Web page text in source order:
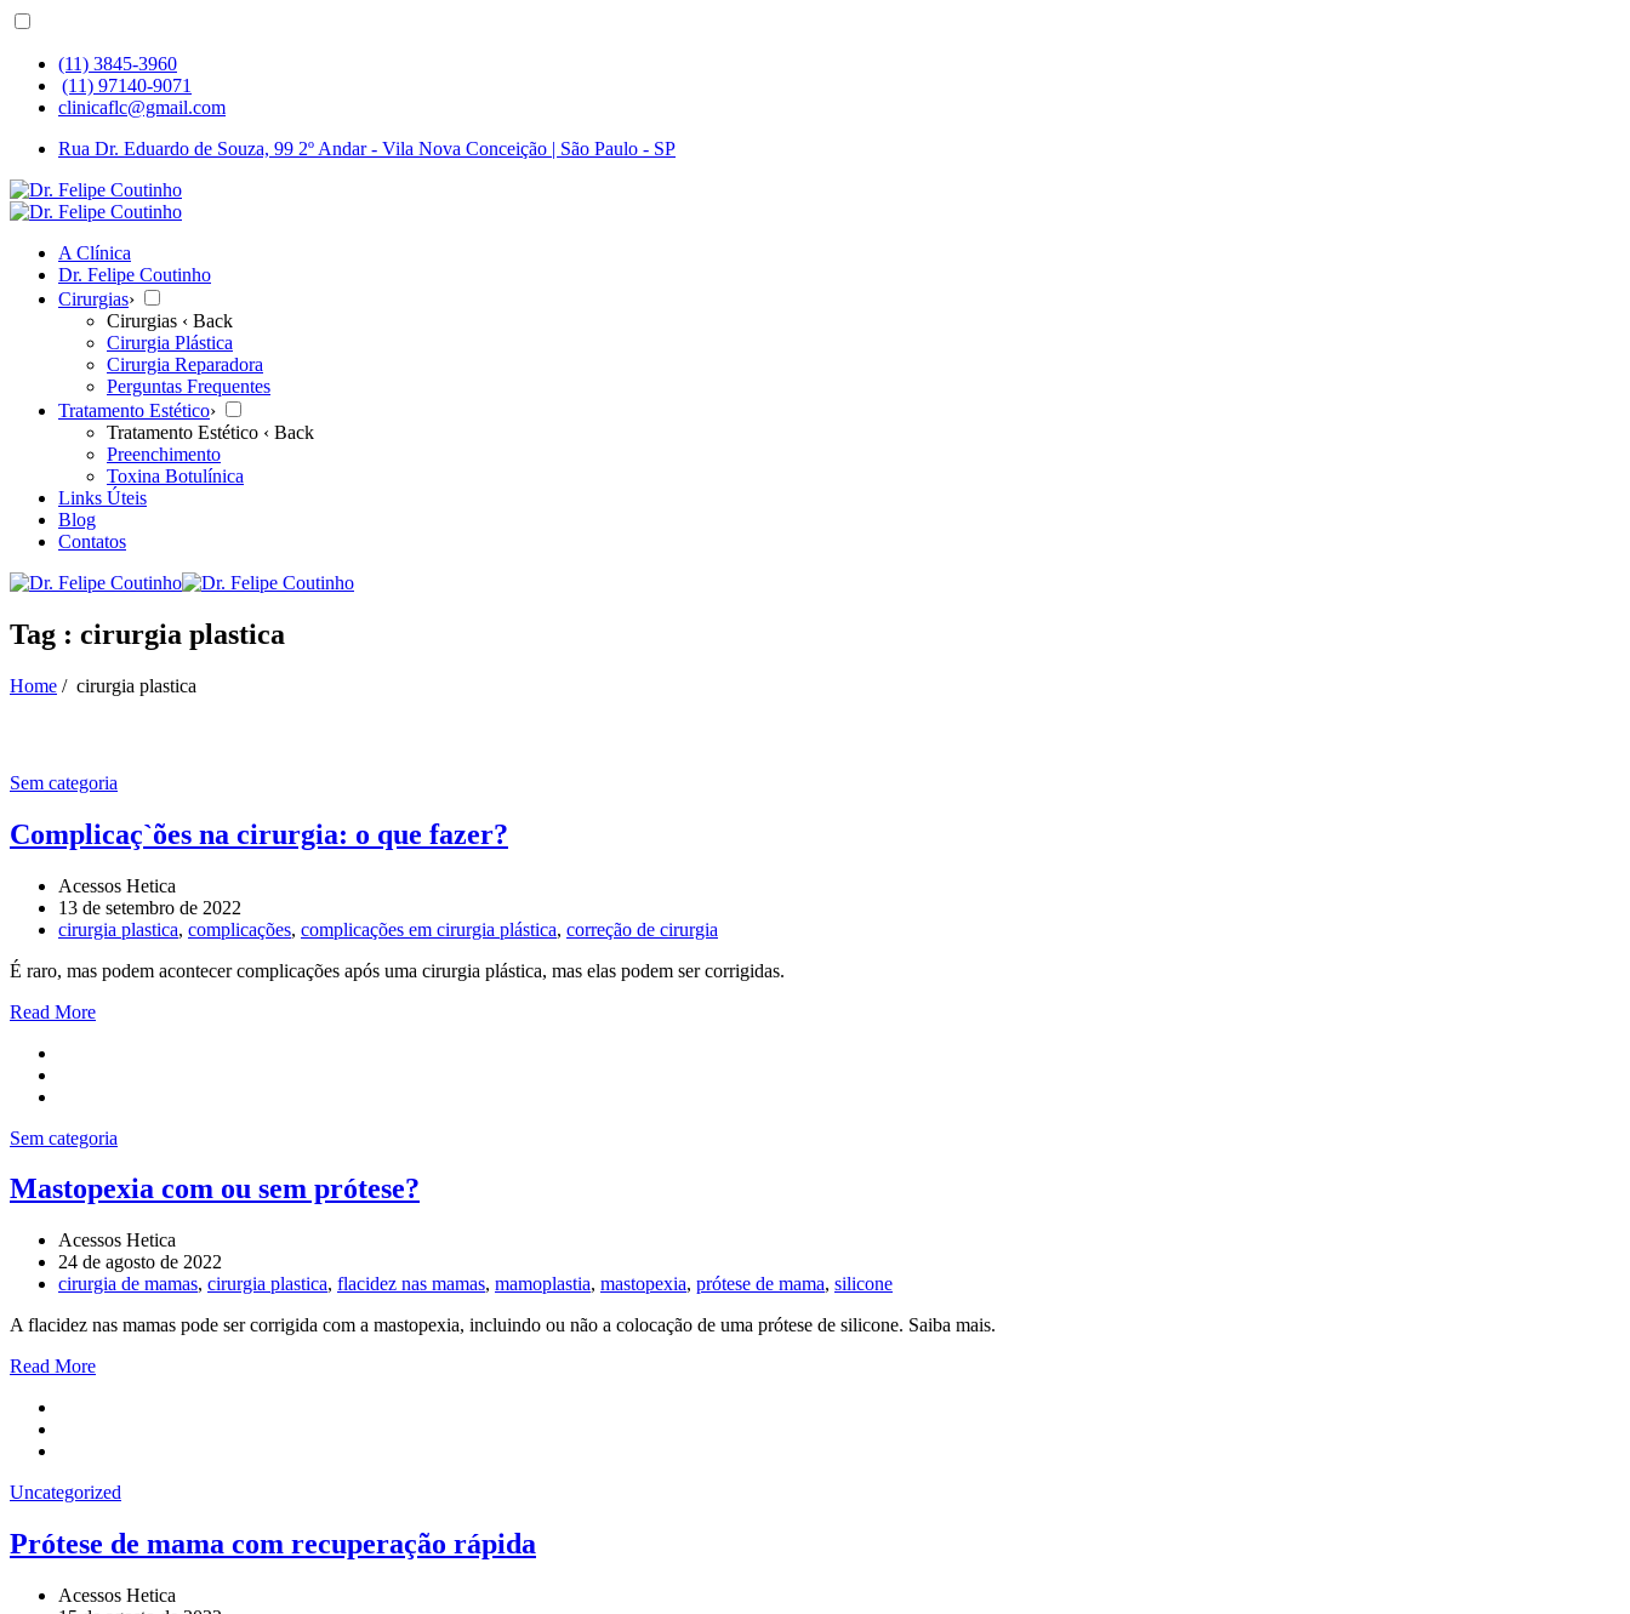
(11) 3845-3960
(11) 97140-9071
clinicaflc@gmail.com
Rua Dr. Eduardo de Souza, 99 2º Andar - Vila Nova Conceição | São Paulo - SP
A Clínica
Dr. Felipe Coutinho
Cirurgias›
Cirurgias ‹ Back
Cirurgia Plástica
Cirurgia Reparadora
Perguntas Frequentes
Tratamento Estético›
Tratamento Estético ‹ Back
Preenchimento
Toxina Botulínica
Links Úteis
Blog
Contatos
Tag : cirurgia plastica
Home / cirurgia plastica
Sem categoria
Complicaç`ões na cirurgia: o que fazer?
Acessos Hetica
13 de setembro de 2022
cirurgia plastica, complicações, complicações em cirurgia plástica, correção de cirurgia
É raro, mas podem acontecer complicações após uma cirurgia plástica, mas elas podem ser corrigidas.
Read More
Sem categoria
Mastopexia com ou sem prótese?
Acessos Hetica
24 de agosto de 2022
cirurgia de mamas, cirurgia plastica, flacidez nas mamas, mamoplastia, mastopexia, prótese de mama, silicone
A flacidez nas mamas pode ser corrigida com a mastopexia, incluindo ou não a colocação de uma prótese de silicone. Saiba mais.
Read More
Uncategorized
Prótese de mama com recuperação rápida
Acessos Hetica